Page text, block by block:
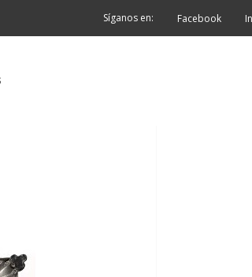
Síganos en: Facebook